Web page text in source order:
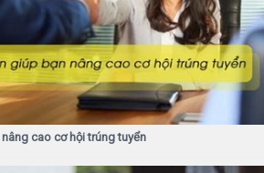
cao cơ hội trúng tuyển